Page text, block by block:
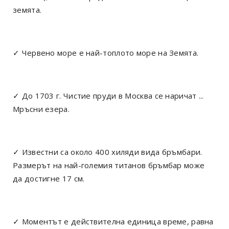
земята.
✓ Червено море е най-топлото море на Земята.
✓ До 1703 г. Чистие пруди в Москва се наричат ​​...
Мръсни езера.
✓ Известни са около 400 хиляди вида бръмбари.
Размерът на най-големия титанов бръмбар може
да достигне 17 см.
✓ Моментът е действителна единица време, равна